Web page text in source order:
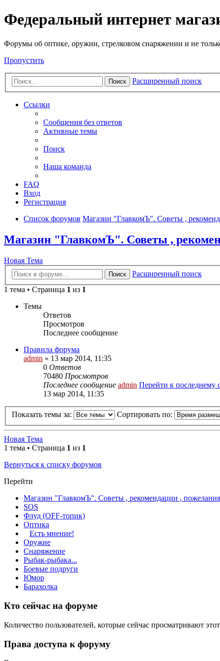
Федеральный интернет
Форумы об оптике, оружии, стрелковом снаряжении и не
Пропустить
Поиск Расширенный поиск
Ссылки
Сообщения без ответов
Активные темы
Поиск
Наша команда
FAQ
Вход
Регистрация
Список форумов Магазин "ГлавкомЪ". Советы ,
Магазин "ГлавкомЪ". Советы ,
Новая Тема
Поиск
Расширенный поиск
1 тема • Страница 1 из 1
Темы
Ответов
Просмотров
Последнее сообщение
Правила форума
admin » 13 мар 2014, 11:35
0 Ответов
70480 Просмотров
Последнее сообщение admin Перейти к последнему
13 мар 2014, 11:35
Показать темы за: Сортировать по:
Новая Тема
1 тема • Страница 1 из 1
Вернуться к списку форумов
Перейти
Магазин "ГлавкомЪ". Советы , рекомендации ,
SOS
Флуд (OFF-топик)
Оптика
Есть мнение!
Оружие
Снаряжение
Рыбак-рыбака...
Боевые подруги
Юмор
Барахолка
Кто сейчас на форуме
Количество пользователей, которые сейчас просматривают
Права доступа к форуму